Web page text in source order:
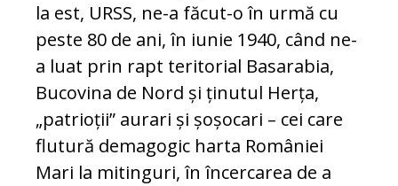
la est, URSS, ne-a făcut-o în urmă cu
peste 80 de ani, în iunie 1940, când ne-
a luat prin rapt teritorial Basarabia,
Bucovina de Nord și ținutul Herța,
„patrioții” aurari și șoșocari – cei care
flutură demagogic harta României
Mari la mitinguri, în încercarea de a